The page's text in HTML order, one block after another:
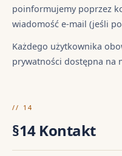
poinformujemy poprzez
wiadomość e-mail (jeśli
Każdego użytkownika
prywatności dostępna na
// 14
§14 Kontakt